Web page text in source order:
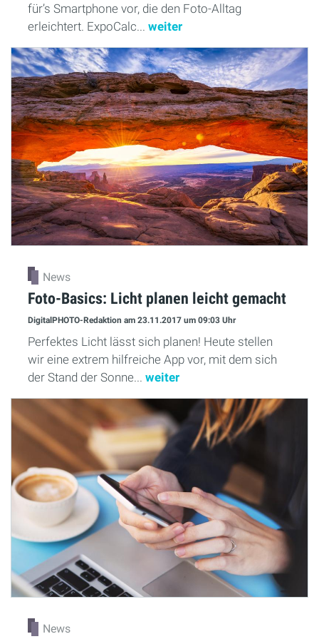
für’s Smartphone vor, die den Foto-Alltag
erleichtert. ExpoCalc... weiter
News
Foto-Basics: Licht planen leicht gemacht
DigitalPHOTO-Redaktion am 23.11.2017 um 09:03 Uhr
Perfektes Licht lässt sich planen! Heute stellen
wir eine extrem hilfreiche App vor, mit dem sich
der Stand der Sonne... weiter
News